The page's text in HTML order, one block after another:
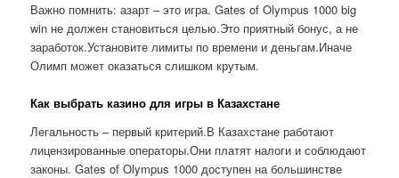
Важно помнить: азарт – это игра. Gates of Olympus 1000 big
win не должен становиться целью.Это приятный бонус, а не
заработок.Установите лимиты по времени и деньгам.Иначе
Олимп может оказаться слишком крутым.
Как выбрать казино для игры в Казахстане
Легальность – первый критерий.В Казахстане работают
лицензированные операторы.Они платят налоги и соблюдают
законы. Gates of Olympus 1000 доступен на большинстве